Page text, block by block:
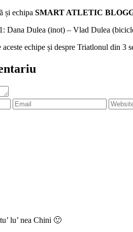
și echipa SMART ATLETIC
Dana Dulea (inot) – Vlad Dulea
echipe și despre Triatlonul din 3
lu’ nea Chini 🙂